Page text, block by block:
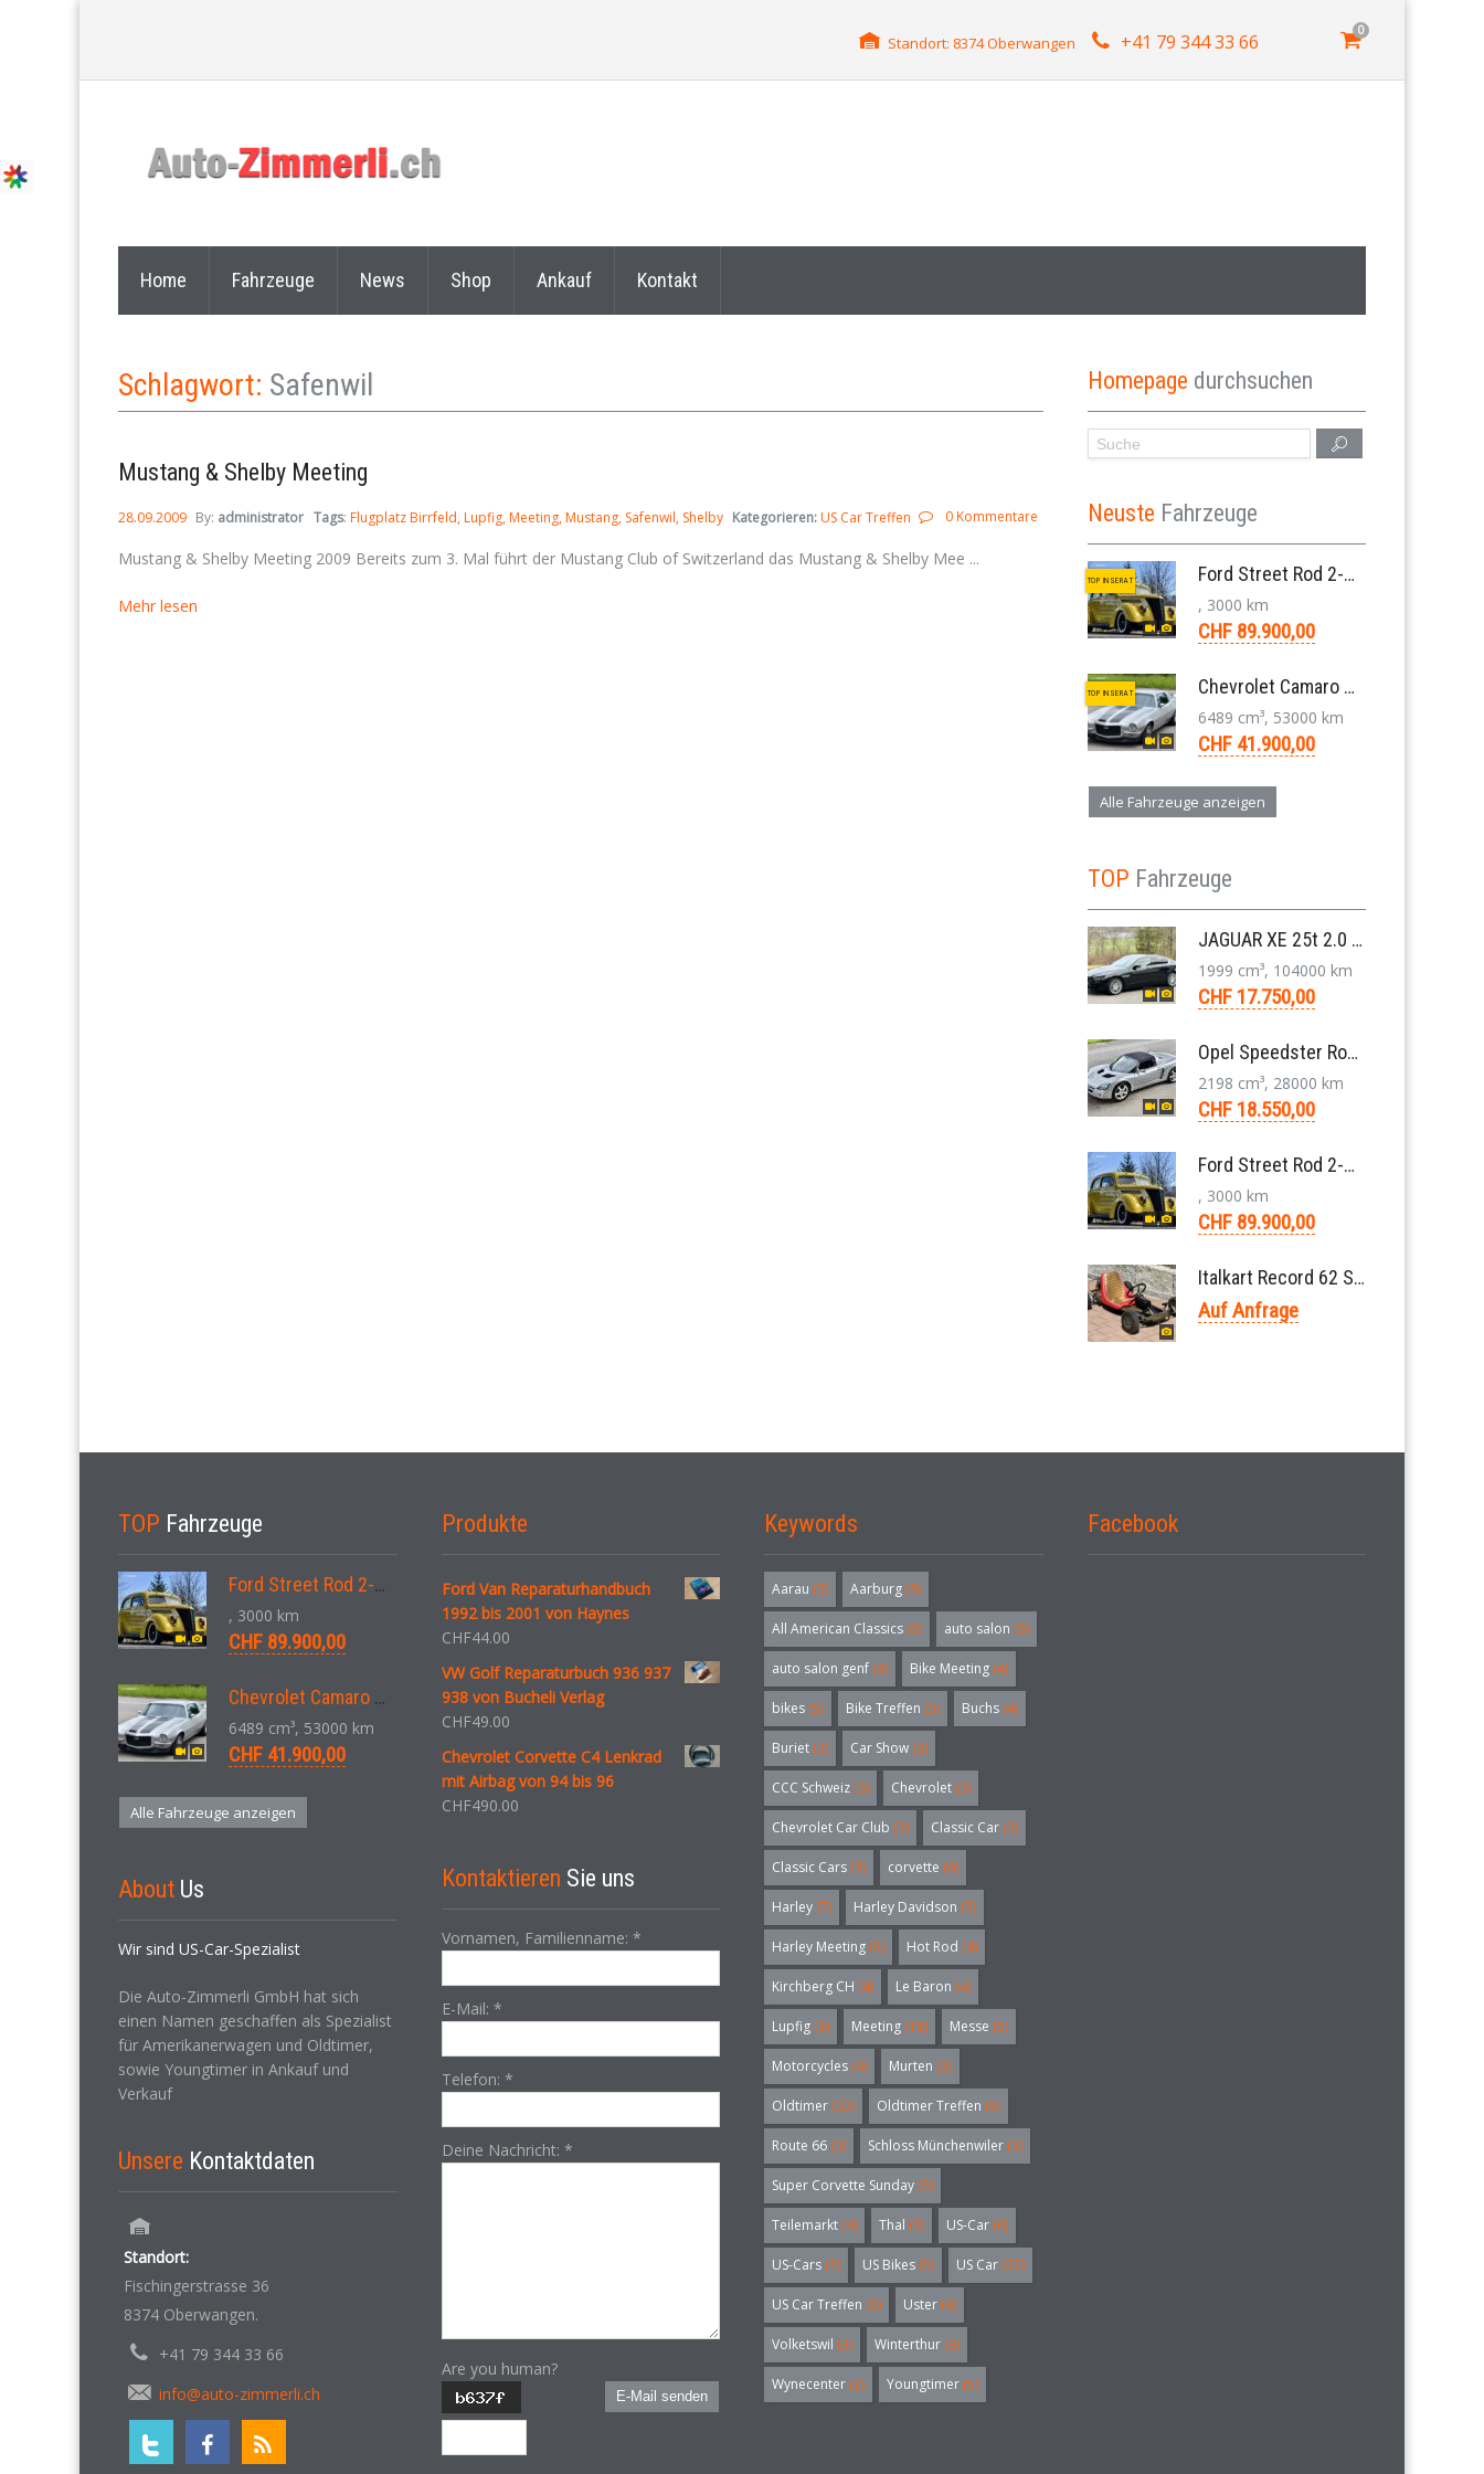
Standort: 8374 Oberwangen +41 79 344 33 66 0
Home Fahrzeuge News Shop Ankauf Kontakt
Schlagwort: Safenwil
Mustang & Shelby Meeting
0 Kommentare
28.09.2009 By: administrator Tags: Flugplatz Birrfeld Lupfig Meeting Mustang Safenwil Shelby Kategorieren:US Car Treffen
Mustang & Shelby Meeting 2009 Bereits zum 3. Mal führt der Mustang Club of Switzerland das Mustang & Shelby Mee ...
Mehr lesen
Homepage durchsuchen
Neuste Fahrzeuge
TOP INSERAT Ford Street Rod 2-Door V8 Aut. 1937
, 3000 km
CHF 89.900,00
TOP INSERAT Chevrolet Camaro SS 396 LS3 Coupe Aut. 1971
6489 cm³, 53000 km
CHF 41.900,00
Alle Fahrzeuge anzeigen
TOP Fahrzeuge
JAGUAR XE 25t 2.0 Portfolio AWD 8-Gang-Aut. 2018
1999 cm³, 104000 km
CHF 17.750,00
Opel Speedster Roadster 2.2 L Targa 5-Gang 2002
2198 cm³, 28000 km
CHF 18.550,00
Ford Street Rod 2-Door V8 Aut. 1937
, 3000 km
CHF 89.900,00
Italkart Record 62 Sidewinder 1961 Rennkart, Parilla V11 Thunderbolt Motor
Auf Anfrage
TOP Fahrzeuge
Ford Street Rod 2-Door V8 Aut. 1937
, 3000 km
CHF 89.900,00
Chevrolet Camaro SS 396 LS3 Coupe Aut. 1971
6489 cm³, 53000 km
CHF 41.900,00
Alle Fahrzeuge anzeigen
About Us
Wir sind US-Car-Spezialist
Die Auto-Zimmerli GmbH hat sich
einen Namen geschaffen als Spezialist
für Amerikanerwagen und Oldtimer,
sowie Youngtimer in Ankauf und
Verkauf
Unsere Kontaktdaten
Standort:
Fischingerstrasse 36
8374 Oberwangen.
+41 79 344 33 66
info@auto-zimmerli.ch
Produkte
Ford Van Reparaturhandbuch
1992 bis 2001 von Haynes
CHF44.00
VW Golf Reparaturbuch 936 937
938 von Bucheli Verlag
CHF49.00
Chevrolet Corvette C4 Lenkrad
mit Airbag von 94 bis 96
CHF490.00
Kontaktieren Sie uns
Vornamen, Familienname: *
E-Mail: *
Telefon: *
Deine Nachricht: *
Are you human?
E-Mail senden
Keywords
Aarau (3) Aarburg (3)
All American Classics (3) auto salon (3)
auto salon genf (3) Bike Meeting (4)
bikes (5) Bike Treffen (5) Buchs (4)
Buriet (3) Car Show (3)
CCC Schweiz (3) Chevrolet (3)
Chevrolet Car Club (3) Classic Car (3)
Classic Cars (3) corvette (6)
Harley (7) Harley Davidson (3)
Harley Meeting (5) Hot Rod (4)
Kirchberg CH (4) Le Baron (4)
Lupfig (3) Meeting (18) Messe (5)
Motorcycles (4) Murten (3)
Oldtimer (32) Oldtimer Treffen (5)
Route 66 (3) Schloss Münchenwiler (3)
Super Corvette Sunday (5)
Teilemarkt (4) Thal (3) US-Car (6)
US-Cars (7) US Bikes (5) US Car (57)
US Car Treffen (6) Uster (4)
Volketswil (3) Winterthur (3)
Wynecenter (3) Youngtimer (5)
Facebook